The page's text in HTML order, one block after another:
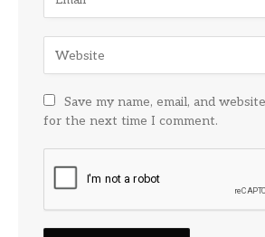
Save my name, email, and
for the next time I comment.